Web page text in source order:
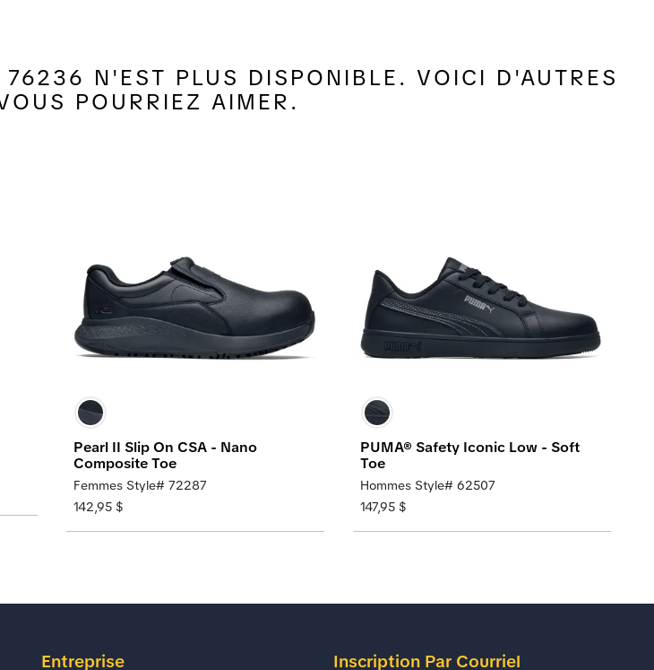
N'EST PLUS DISPONIBLE. VOICI D'AUTRES
POURRIEZ AIMER.
Pearl II Slip On CSA - Nano
Composite Toe
Femmes Style# 72287
142,95 $
PUMA® Safety Iconic Low - Soft
Toe
Hommes Style# 62507
147,95 $
Entreprise Inscription Par Courriel